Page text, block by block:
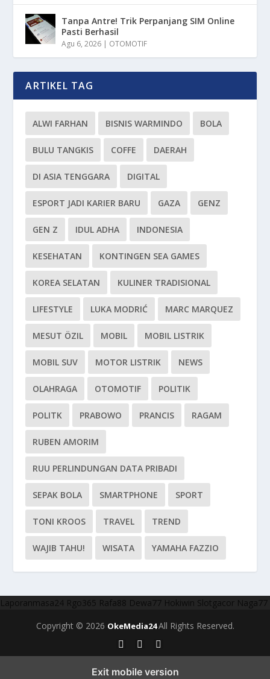
Tanpa Antre! Trik Perpanjang SIM Online
Pasti Berhasil
Agu 6, 2026 | OTOMOTIF
ARTIKEL TAG
ALWI FARHAN BISNIS WARMINDO BOLA
BULU TANGKIS COFFE DAERAH
DI ASIA TENGGARA DIGITAL
ESPORT JADI KARIER BARU GAZA GENZ
GEN Z IDUL ADHA INDONESIA
KESEHATAN KONTINGEN SEA GAMES
KOREA SELATAN KULINER TRADISIONAL
LIFESTYLE LUKA MODRIĆ MARC MARQUEZ
MESUT ÖZIL MOBIL MOBIL LISTRIK
MOBIL SUV MOTOR LISTRIK NEWS
OLAHRAGA OTOMOTIF POLITIK
POLITK PRABOWO PRANCIS RAGAM
RUBEN AMORIM
RUU PERLINDUNGAN DATA PRIBADI
SEPAK BOLA SMARTPHONE SPORT
TONI KROOS TRAVEL TREND
WAJIB TAHU! WISATA YAMAHA FAZZIO
Laporanmasa24 Rgo365 Rafa88 Dewa77 Hokiwin Slotgacor Naga77
Copyright © 2026 OkeMedia24All Rights Reserved.
Exit mobile version